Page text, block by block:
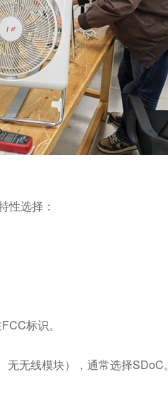
选择：
标识。
无线模块），通常选择SDoC。